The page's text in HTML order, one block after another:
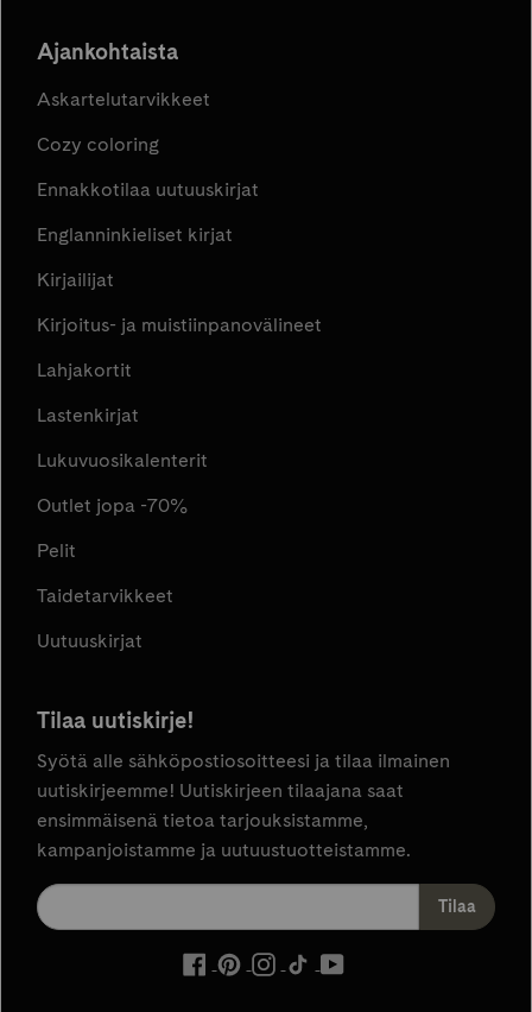
Ajankohtaista
Askartelutarvikkeet
Cozy coloring
Ennakkotilaa uutuuskirjat
Englanninkieliset kirjat
Kirjailijat
Kirjoitus- ja muistiinpanovälineet
Lahjakortit
Lastenkirjat
Lukuvuosikalenterit
Outlet jopa -70%
Pelit
Taidetarvikkeet
Uutuuskirjat
Tilaa uutiskirje!
Syötä alle sähköpostiosoitteesi ja tilaa ilmainen
uutiskirjeemme! Uutiskirjeen tilaajana saat
ensimmäisenä tietoa tarjouksistamme,
kampanjoistamme ja uutuustuotteistamme.
ulkoinenulkoinen
ulkoinenulkoinen